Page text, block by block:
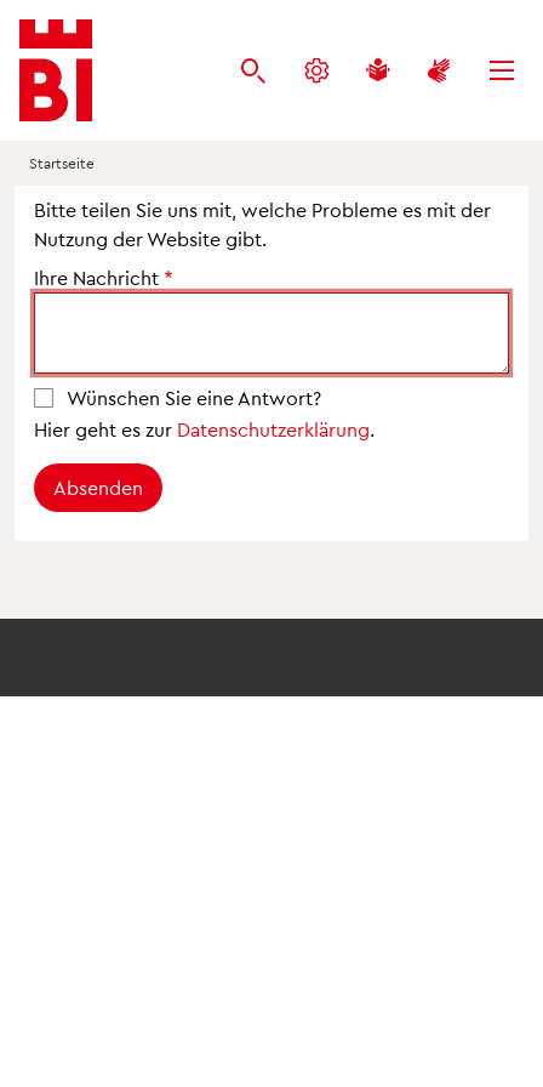
Inhalt
anspringen
Menü
anspringen
Suche
anspringen
Startseite
Bitte teilen Sie uns mit, welche Probleme es mit der
Nutzung der Website gibt.
Ihre Nachricht
Wünschen Sie eine Antwort?
Hier geht es zur Datenschutzerklärung
Absenden